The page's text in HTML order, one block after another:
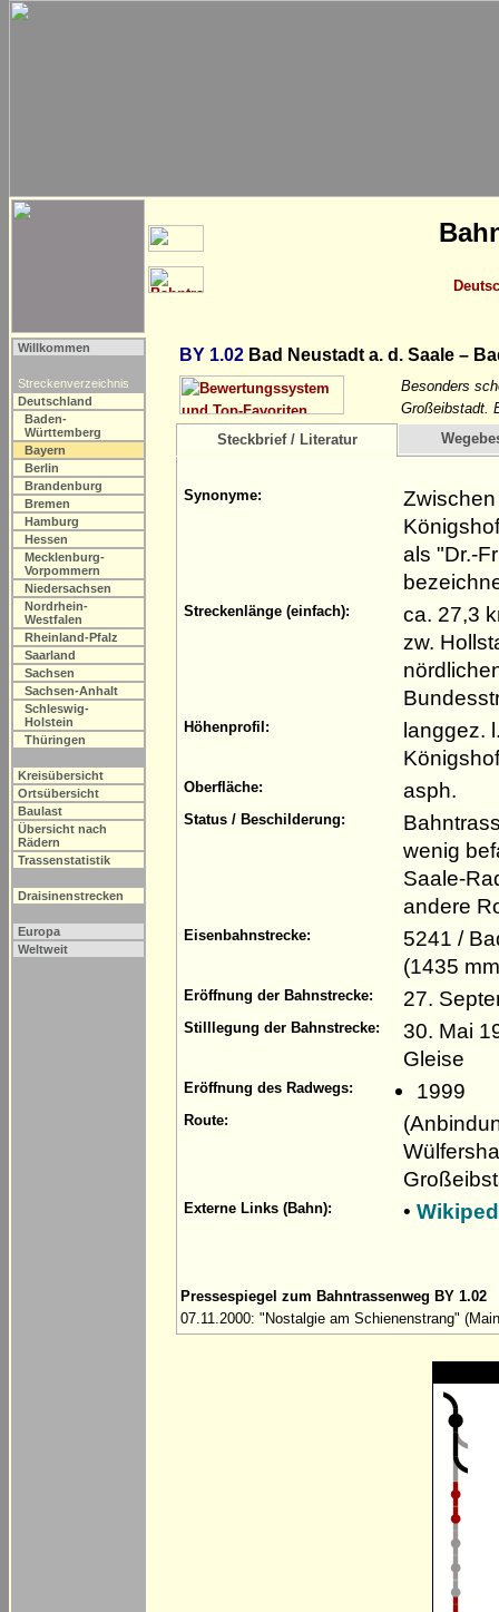
Willkommen
Streckenverzeichnis
Deutschland
Baden-
Württemberg
Bayern
Berlin
Brandenburg
Bremen
Hamburg
Hessen
Mecklenburg-
Vorpommern
Niedersachsen
Nordrhein-
Westfalen
Rheinland-Pfalz
Saarland
Sachsen
Sachsen-Anhalt
Schleswig-
Holstein
Thüringen
Kreisübersicht
Ortsübersicht
Baulast
Übersicht nach
Rädern
Trassenstatistik
Draisinenstrecken
Europa
Weltweit
BY 1.02 Bad Neustadt a. d. Saale –
Besonders
Großeibstadt.
Steckbrief / Literatur
Synonyme:
als "Dr.-
Streckenlänge (einfach):
ca. 27,3
zw.
Höhenprofil:
langgez.
Oberfläche: asph.
Status / Beschilderung:
wenig
Saale-
andere
Eisenbahnstrecke:
5241 /
(1435
Eröffnung der Bahnstrecke: 27.
Stilllegung der Bahnstrecke:
30. Mai
Gleise
Eröffnung des Radwegs: 1999
Route:
Externe Links (Bahn): •
Pressespiegel zum Bahntrassenweg BY 1.02
07.11.2000: "Nostalgie am Schienenstrang"